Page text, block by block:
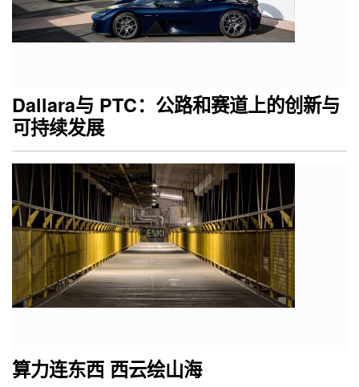
Dallara与 PTC：公路和赛道上的创新与
可持续发展
算力连东西 西云绘山海